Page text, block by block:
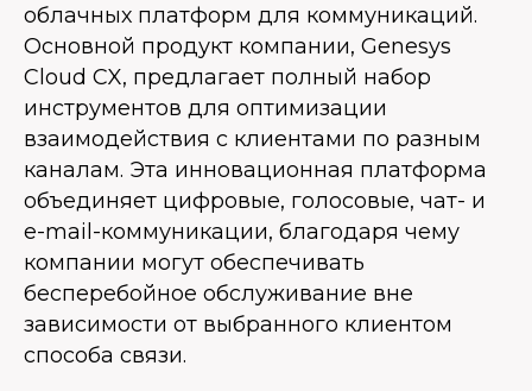
облачных платформ для коммуникаций.
Основной продукт компании, Genesys
Cloud CX, предлагает полный набор
инструментов для оптимизации
взаимодействия с клиентами по разным
каналам. Эта инновационная платформа
объединяет цифровые, голосовые, чат- и
e-mail-коммуникации, благодаря чему
компании могут обеспечивать
бесперебойное обслуживание вне
зависимости от выбранного клиентом
способа связи.